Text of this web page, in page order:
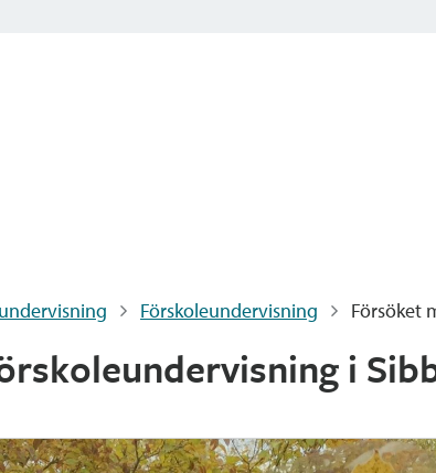
Förskoleundervisning Försöket
i